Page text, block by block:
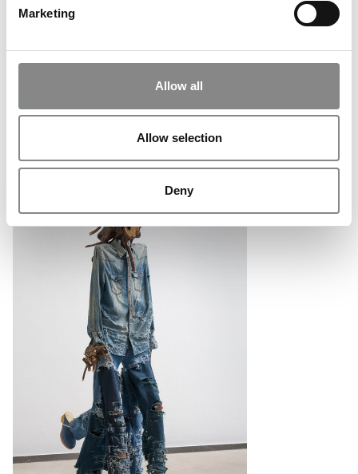
Marketing
Allow all
Allow selection
Deny
Se andre artikler